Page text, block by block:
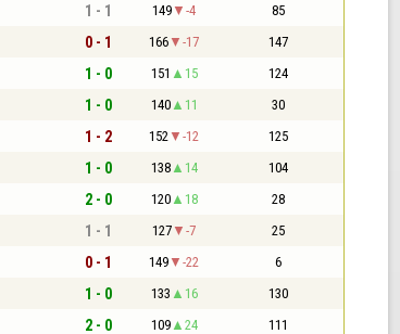
1 - 1 149 -4 85
0 - 1 166 -17 147
1 - 0 151 15 124
1 - 0 140 11 30
1 - 2 152 -12 125
1 - 0 138 14 104
2 - 0 120 18 28
1 - 1 127 -7 25
0 - 1 149 -22 6
1 - 0 133 16 130
2 - 0 109 24 111